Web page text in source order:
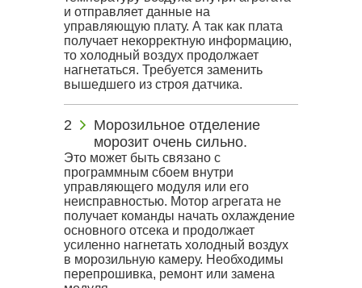
и отправляет данные на
управляющую плату. А так как плата
получает некорректную информацию,
то холодный воздух продолжает
нагнетаться. Требуется заменить
вышедшего из строя датчика.
Морозильное отделение
морозит очень сильно.
Это может быть связано с
программным сбоем внутри
управляющего модуля или его
неисправностью. Мотор агрегата не
получает команды начать охлаждение
основного отсека и продолжает
усиленно нагнетать холодный воздух
в морозильную камеру. Необходимы
перепрошивка, ремонт или замена